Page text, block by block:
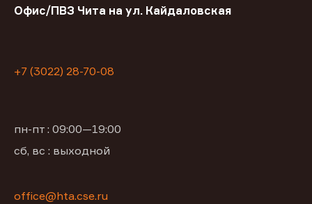
Офис/ПВЗ Чита на ул. Кайдаловская
+7 (3022) 28-70-08
пн-пт : 09:00—19:00
сб, вс : выходной
office@hta.cse.ru